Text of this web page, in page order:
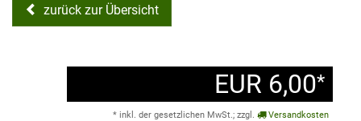
zurück zur Übersicht
EUR 6,00*
* inkl. der gesetzlichen MwSt.; zzgl. Versandkosten